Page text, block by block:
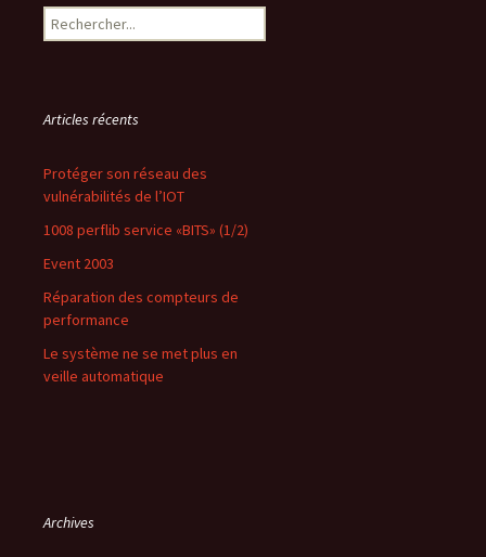
Search
Articles récents
Protéger son réseau des
vulnérabilités de l’IOT
1008 perflib service «BITS» (1/2)
Event 2003
Réparation des compteurs de
performance
Le système ne se met plus en
veille automatique
Archives